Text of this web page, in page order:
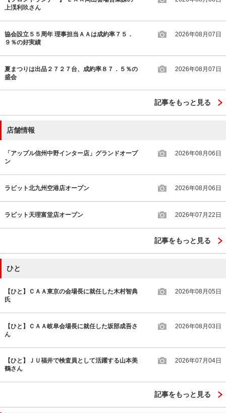
上渓利玖さん
協会設立５５周年 理事担当ＡＡは成約率７５．
９％の好実績
2026年08月07日
夏まつりは出品２７２７台、成約率８７．５％の
盛会
2026年08月07日
記事をもっと見る
店舗情報
「アップル信州中野インター店」グランドオープ
ン
2026年08月06日
ラビット北九州空港店オープン 2026年08月06日
ラビット天理富堂店オープン 2026年07月22日
記事をもっと見る
ひと
【ひと】ＣＡＡ東京の会場長に就任した木村智典
氏
2026年08月05日
【ひと】ＣＡＡ岐阜会場長に就任した坂部成吾さ
ん
2026年08月03日
【ひと】ＪＵ福井で検査員として活躍する山本美
鶴さん
2026年07月04日
記事をもっと見る